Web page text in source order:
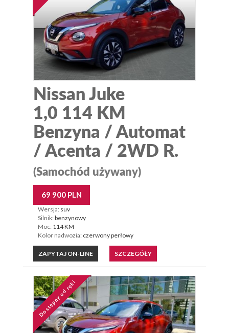
Nissan Juke
1,0 114 KM
Benzyna / Automat
/ Acenta / 2WD R.
(Samochód używany)
69 900 PLN
Wersja: suv
Silnik: benzynowy
Moc: 114 KM
Kolor nadwozia: czerwony perłowy
ZAPYTAJ ON-LINE SZCZEGÓŁY
Dostępny od ręki